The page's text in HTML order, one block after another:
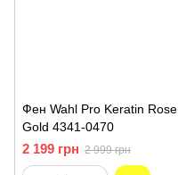
Фен Wahl Pro Keratin Rose
Gold 4341-0470
2 199 грн 2 999 грн